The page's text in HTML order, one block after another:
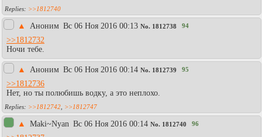
>>1812740
▲ Аноним Вc 06 Ноя 2016 00:13 No. 1812738 94
>>1812732
Ночи тебе.
▲ Аноним Вc 06 Ноя 2016 00:14 No. 1812739 95
>>1812736
Нет, но ты полюбишь водку, а это неплохо.
>>1812742 >>1812747
▲ Maki~Nyan Вc 06 Ноя 2016 00:14 No. 1812740 96